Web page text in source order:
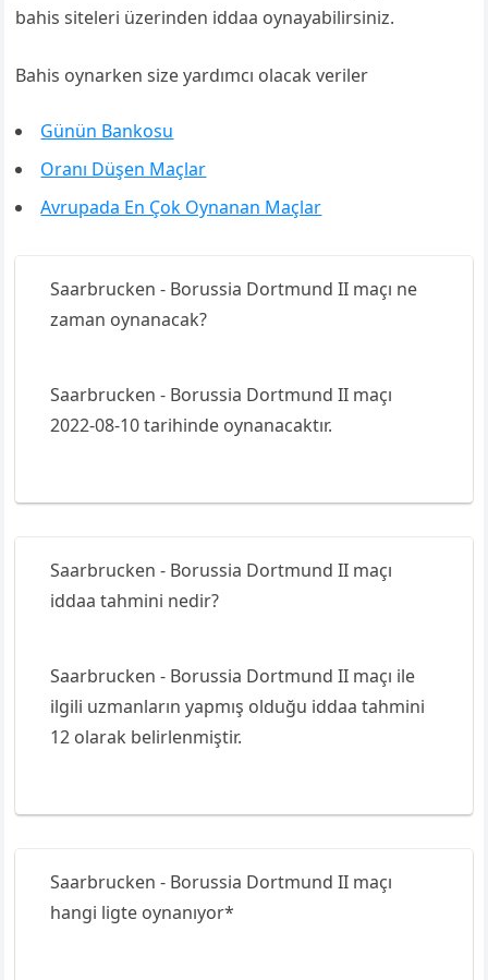
bahis siteleri üzerinden iddaa oynayabilirsiniz.
Bahis oynarken size yardımcı olacak veriler
Günün Bankosu
Oranı Düşen Maçlar
Avrupada En Çok Oynanan Maçlar
Saarbrucken - Borussia Dortmund II maçı ne
zaman oynanacak?
Saarbrucken - Borussia Dortmund II maçı
2022-08-10 tarihinde oynanacaktır.
Saarbrucken - Borussia Dortmund II maçı
iddaa tahmini nedir?
Saarbrucken - Borussia Dortmund II maçı ile
ilgili uzmanların yapmış olduğu iddaa tahmini
12 olarak belirlenmiştir.
Saarbrucken - Borussia Dortmund II maçı
hangi ligte oynanıyor*